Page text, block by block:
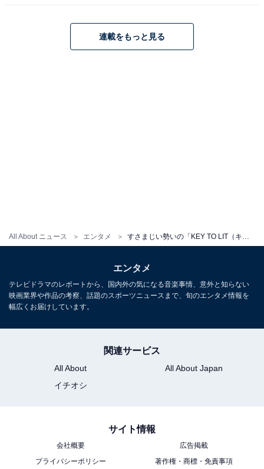
All About ニュース エンタメ1 2
連載をもっと見る
エンタメ
テレビドラマのレポートから、国内外の気になる音楽事情、意外と知らない
映画業界や作品の考察、話題のスポーツニュースまで、旬のエンタメ情報を
幅広くお届けしています。
関連サービス
All About
All About Japan
イチオシ
サイト情報
会社概要
広告掲載
プライバシーポリシー
著作権・商標・免責事項